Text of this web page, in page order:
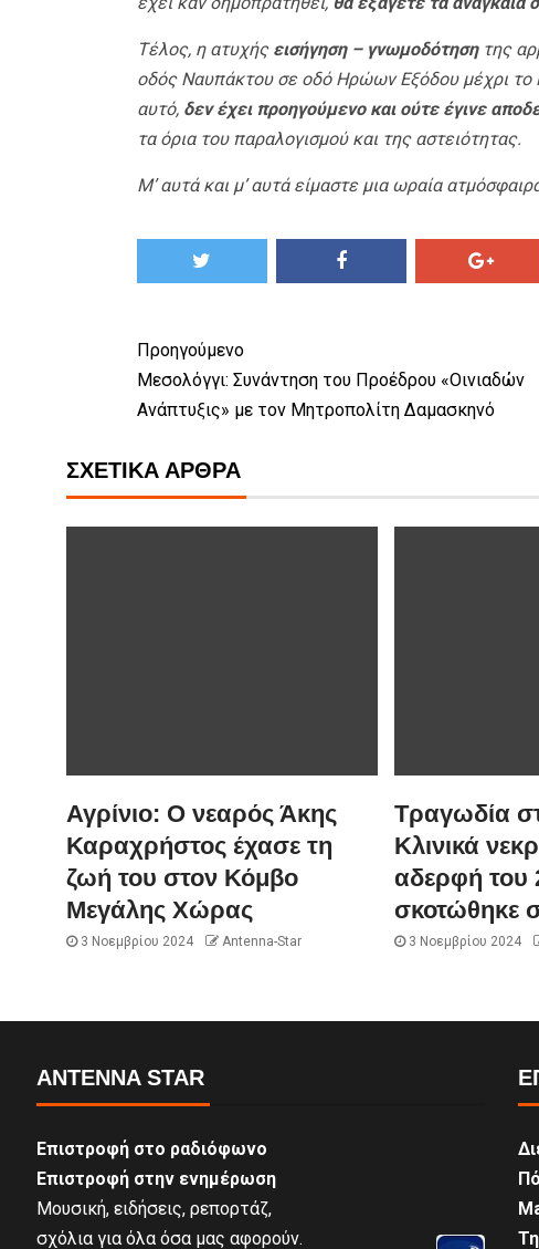
Τέλος, η ατυχής εισήγηση – γνωμοδότησητης
οδός Ναυπάκτου σε οδό Ηρώων Εξόδου μέχρι το
αυτό, δεν έχει προηγούμενο και ούτε έγινε
τα όρια του παραλογισμού και της αστειότητας.
Μ’ αυτά και μ’ αυτά είμαστε μια ωραία
Προηγούμενο
Μεσολόγγι: Συνάντηση του Προέδρου «Οινιαδών
Ανάπτυξις» με τον Μητροπολίτη Δαμασκηνό
ΣΧΕΤΙΚΆ ΆΡΘΡΑ
Αγρίνιο: Ο νεαρός Άκης
Καραχρήστος έχασε τη
ζωή του στον Κόμβο
Μεγάλης Χώρας
3 Νοεμβρίου 2024 Antenna-Star
Τραγωδία
Κλινικά
αδερφή του
σκοτώθηκε
3 Νοεμβρίου 2024
ANTENNA STAR
Επιστροφή στο ραδιόφωνο
Επιστροφή στην ενημέρωση
Μουσική, ειδήσεις, ρεπορτάζ,
σχόλια για όλα όσα μας αφορούν.